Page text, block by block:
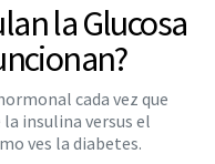
la Glucosa
cada vez que
insulina versus el
ves la diabetes.